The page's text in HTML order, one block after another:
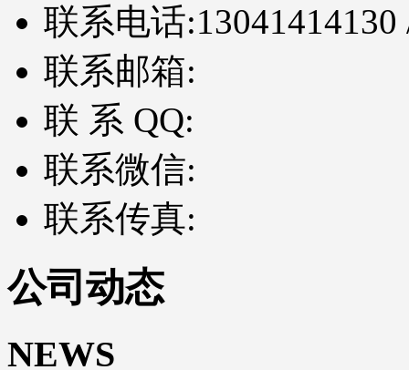
联系电话:
联系邮箱:
联 系 QQ:
联系微信:
联系传真:
公司动态
NEWS